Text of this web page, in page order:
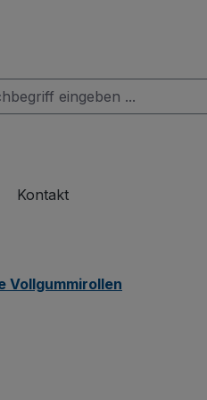
Produkte
Kontakt
Vollgummirollen